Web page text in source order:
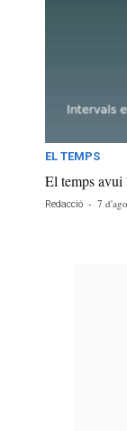
EL TEMPS
El temps avui
Redacció - 7